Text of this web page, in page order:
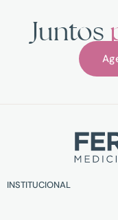
Juntos
INSTITUCIONAL